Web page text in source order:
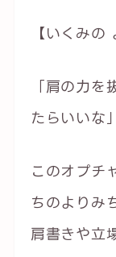
【いくみの
「肩の力を
たらいいな」
このオプチ
ちのよりみ
肩書きや立